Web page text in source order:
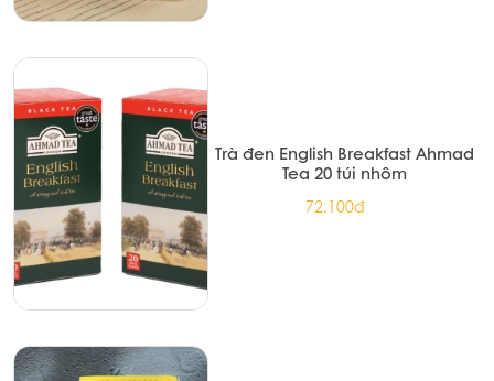
Trà đen English Breakfast Ahmad
Tea 20 túi nhôm
72.100đ